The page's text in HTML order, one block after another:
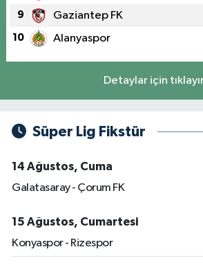
9 Gaziantep FK
10 Alanyaspor
Detaylar için
Süper Lig Fikstür
14 Ağustos, Cuma
Galatasaray - Çorum FK
15 Ağustos, Cumartesi
Konyaspor - Rizespor